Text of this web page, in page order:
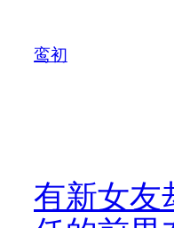
鸾初
有新女友